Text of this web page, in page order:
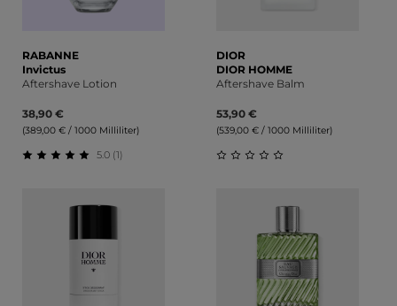
RABANNE
Invictus
Aftershave Lotion
38,90 €
(389,00 € / 1000 Milliliter)
5.0 (1)
DIOR
DIOR HOMME
Aftershave Balm
53,90 €
(539,00 € / 1000 Milliliter)